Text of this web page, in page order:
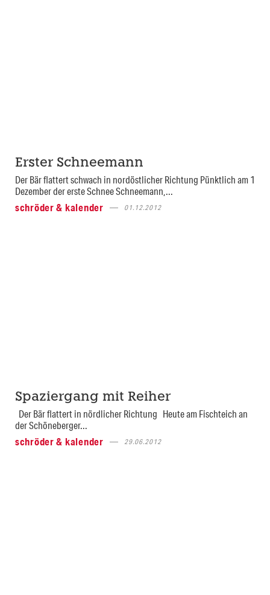
Erster Schneemann
Der Bär flattert schwach in nordöstlicher Richtung Pünktlich am 1
Dezember der erste Schnee Schneemann,...
schröder & kalender
01.12.2012
Spaziergang mit Reiher
Der Bär flattert in nördlicher Richtung Heute am Fischteich an
der Schöneberger...
schröder & kalender
29.06.2012